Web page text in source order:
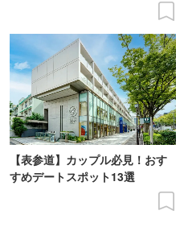
【表参道】カップル必見！おす
すめデートスポット13選